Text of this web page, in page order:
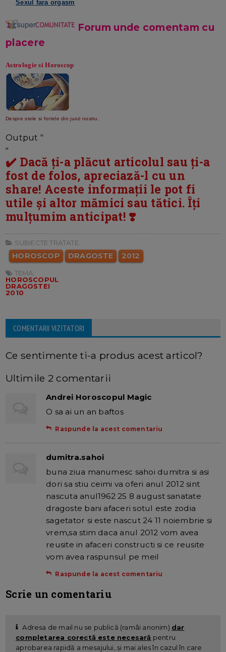
Sexul fara orgasm
Forum unde comentam cu
placere
Astrologie si Horoscop
Despre stele si fortele din jurul nostru.
Output "
"
✔️ Dacă ți-a plăcut articolul sau ți-a
fost de folos, apreciază-l cu un
share! Aceste informații le pot fi
utile și altor mămici sau tătici. Îți
mulțumim anticipat! ❣️
SUBIECTE TRATATE:
HOROSCOP DRAGOSTE 2012
TEMA:
HOROSCOPUL
DRAGOSTEI
2010
COMENTARII VIZITATORI
Ce sentimente ti-a produs acest articol?
Ultimile 2 comentarii
Andrei Horoscopul Magic
O sa ai un an baftos
Raspunde la acest comentariu
dumitra.sahoi
buna ziua manumesc sahoi dumitra si asi
dori sa stiu ceimi va oferi anul 2012 sint
nascuta anul1962 25 8 august sanatate
dragoste bani afaceri sotul este zodia
sagetator si este nascut 24 11 noiembrie si
vrem,sa stim daca anul 2012 vom avea
reusite in afaceri constructi si ce reusite
vom avea raspunsul pe meil
Raspunde la acest comentariu
Scrie un comentariu
Adresa de mail nu se publică (ramâi anonim) dar
completarea corectă este necesară pentru
aprobarea rapidă a mesajului, și mai ales în cazul în care